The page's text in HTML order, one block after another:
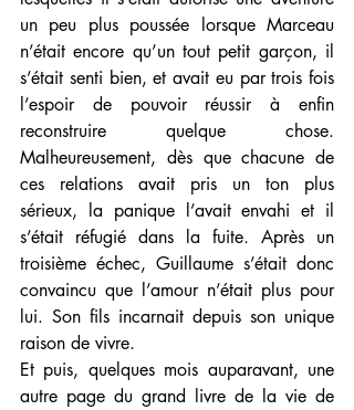
un peu plus poussée lorsque Marceau
n’était encore qu’un tout petit garçon, il
s’était senti bien, et avait eu par trois fois
l’espoir de pouvoir réussir à enfin
reconstruire quelque chose.
Malheureusement, dès que chacune de
ces relations avait pris un ton plus
sérieux, la panique l’avait envahi et il
s’était réfugié dans la fuite. Après un
troisième échec, Guillaume s’était donc
convaincu que l’amour n’était plus pour
lui. Son fils incarnait depuis son unique
raison de vivre.
Et puis, quelques mois auparavant, une
autre page du grand livre de la vie de